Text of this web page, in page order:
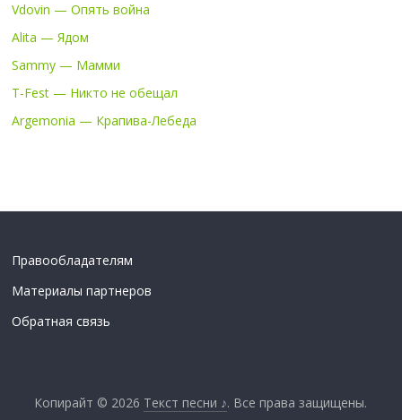
Vdovin — Опять война
Alita — Ядом
Sammy — Мамми
T-Fest — Никто не обещал
Argemonia — Крапива-Лебеда
Правообладателям
Материалы партнеров
Обратная связь
Копирайт © 2026 Текст песни ♪. Все права защищены.